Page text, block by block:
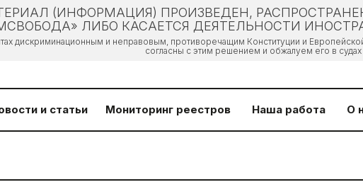
(ИНФОРМАЦИЯ) ПРОИЗВЕДЕН,
ЛИБО КАСАЕТСЯ ДЕЯТЕЛЬНОСТИ
дискриминационным и неправовым, противоречащим Конституции и
согласны с этим решением и обжалуем его в судах
и статьи Мониторинг реестров Наша работа О